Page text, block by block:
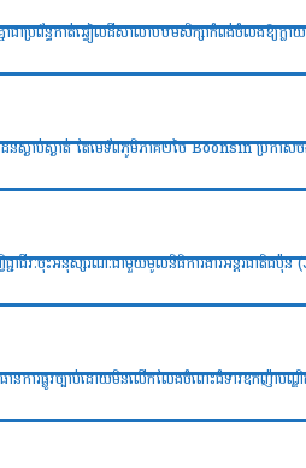
នាជាប្រព័ន្ធកាត់ឆ្វៀលដីសាលាបឋមសិក្សាកំពង់ចំលងឱ្យក្លា
ដែនស្ងាប់ស្ងាត់ តែមេទ័ពភូមិភាគ២ថៃ Boonsin ប្រកាស
ាជីវៈចុះអនុស្សរណៈជាមួយមូលនិធិការងារអន្ដរជាតិជប៉ុន
វិធានការផ្លូវច្បាប់ដោយមិនលើកលែងចំពោះជំទាវឧកញ៉ាប